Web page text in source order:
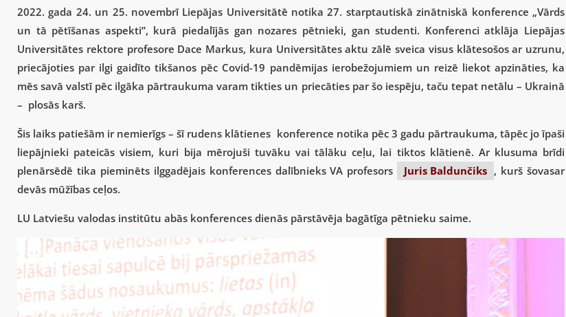
2022. gada 24. un 25. novembrī Liepājas Universitātē notika 27. starptautiskā zinātniskā konference „Vārds
un tā pētīšanas aspekti”, kurā piedalījās gan nozares pētnieki, gan studenti. Konferenci atklāja Liepājas
Universitātes rektore profesore Dace Markus, kura Universitātes aktu zālē sveica visus klātesošos ar uzrunu,
priecājoties par ilgi gaidīto tikšanos pēc Covid-19 pandēmijas ierobežojumiem un reizē liekot apzināties, ka
mēs savā valstī pēc ilgāka pārtraukuma varam tikties un priecāties par šo iespēju, taču tepat netālu – Ukrainā
– plosās karš.
Šis laiks patiešām ir nemierīgs – šī rudens klātienes konference notika pēc 3 gadu pārtraukuma, tāpēc jo īpaši
liepājnieki pateicās visiem, kuri bija mērojuši tuvāku vai tālāku ceļu, lai tiktos klātienē. Ar klusuma brīdi
plenārsēdē tika pieminēts ilggadējais konferences dalībnieks VA profesors
Juris Baldunčiks , kurš šovasar
devās mūžības ceļos.
LU Latviešu valodas institūtu abās konferences dienās pārstāvēja bagātīga pētnieku saime.